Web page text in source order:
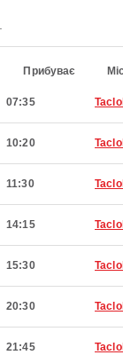
Прибуває
07:35
10:20
11:30
14:15
15:30
20:30
21:45